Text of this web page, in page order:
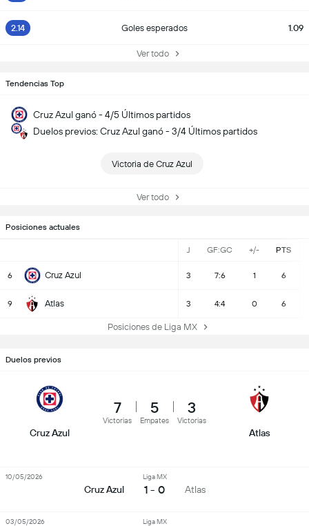
2.14 Goles esperados 1.09
Ver todo
Tendencias Top
Cruz Azul ganó - 4/5 Últimos partidos
Duelos previos: Cruz Azul ganó - 3/4 Últimos partidos
Victoria de Cruz Azul
Ver todo
Posiciones actuales
J GF:GC +/- PTS
6 Cruz Azul 3 7:6 1 6
9 Atlas 3 4:4 0 6
Posiciones de Liga MX
Duelos previos
Cruz Azul
7
Victorias
5
Empates
3
Victorias
Atlas
Cruz Azul
Liga MX
1 - 0 Atlas
10/05/2026
Liga MX
03/05/2026